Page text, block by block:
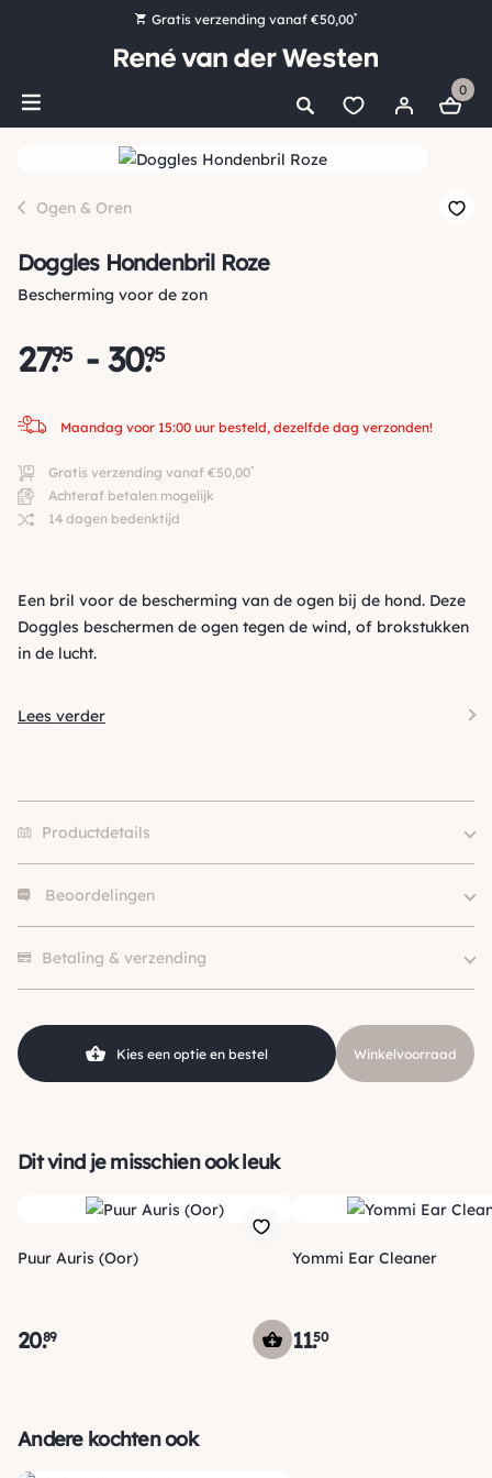
Gratis verzending vanaf €50,00*
Bestel nu, betaal later met Klarna
Ruim 16.000 artikelen op voorraad
0
Ogen & Oren
Doggles Hondenbril Roze
Bescherming voor de zon
27.
95 - 30.
95
Maandag voor 15:00 uur besteld, dezelfde dag verzonden!
Gratis verzending vanaf €50,00*
Achteraf betalen mogelijk
14 dagen bedenktijd
Een bril voor de bescherming van de ogen bij de hond. Deze
Doggles beschermen de ogen tegen de wind, of brokstukken
in de lucht.
Lees verder
Productdetails
SizeBeoordelingen
Betaling & verzending
Maandag voor 15:00 uur besteld, dezelfde dag verzonden!
Je ontvangt een track & trace code van ons zodat je je
Kies een optie en bestel Winkelvoorraad
Dit vind je misschien ook leuk
Puur Auris (Oor)
20.89
Yommi Ear Cleaner
11.50
Andere kochten ook